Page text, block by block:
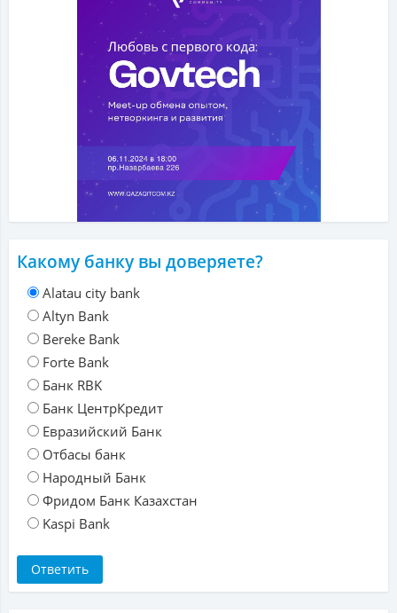
Какому банку вы доверяете?
Alatau city bank
Altyn Bank
Bereke Bank
Forte Bank
Банк RBK
Банк ЦентрКредит
Евразийский Банк
Отбасы банк
Народный Банк
Фридом Банк Казахстан
Kaspi Bank